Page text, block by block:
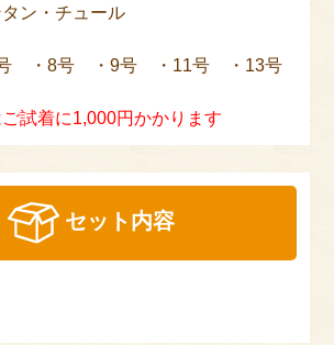
ン・チュール
・8号 ・9号 ・11号 ・13号
試着に1,000円かかります
セット内容